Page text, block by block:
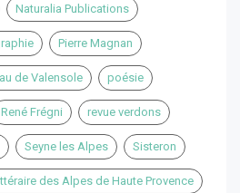
Naturalia Publications
Pierre Magnan
de Valensole poésie
René Frégni revue verdons
Seyne les Alpes Sisteron
des Alpes de Haute Provence